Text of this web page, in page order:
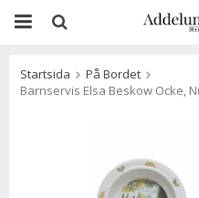
Startsida
På Bordet
Barnservis Elsa Beskow Ocke,